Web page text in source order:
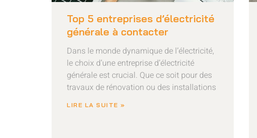
Top 5 entreprises d’électricité
générale à contacter
Dans le monde dynamique de l’électricité,
le choix d’une entreprise d’électricité
générale est crucial. Que ce soit pour des
travaux de rénovation ou des installations
LIRE LA SUITE »